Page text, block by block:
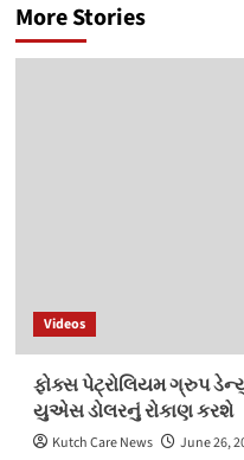
More Stories
Videos
ફોક્સ પેટ્રોલિયમ ગ્રુપ
યુએસ ડોલરનું રોકાણ કરશે
Kutch Care News June 26,